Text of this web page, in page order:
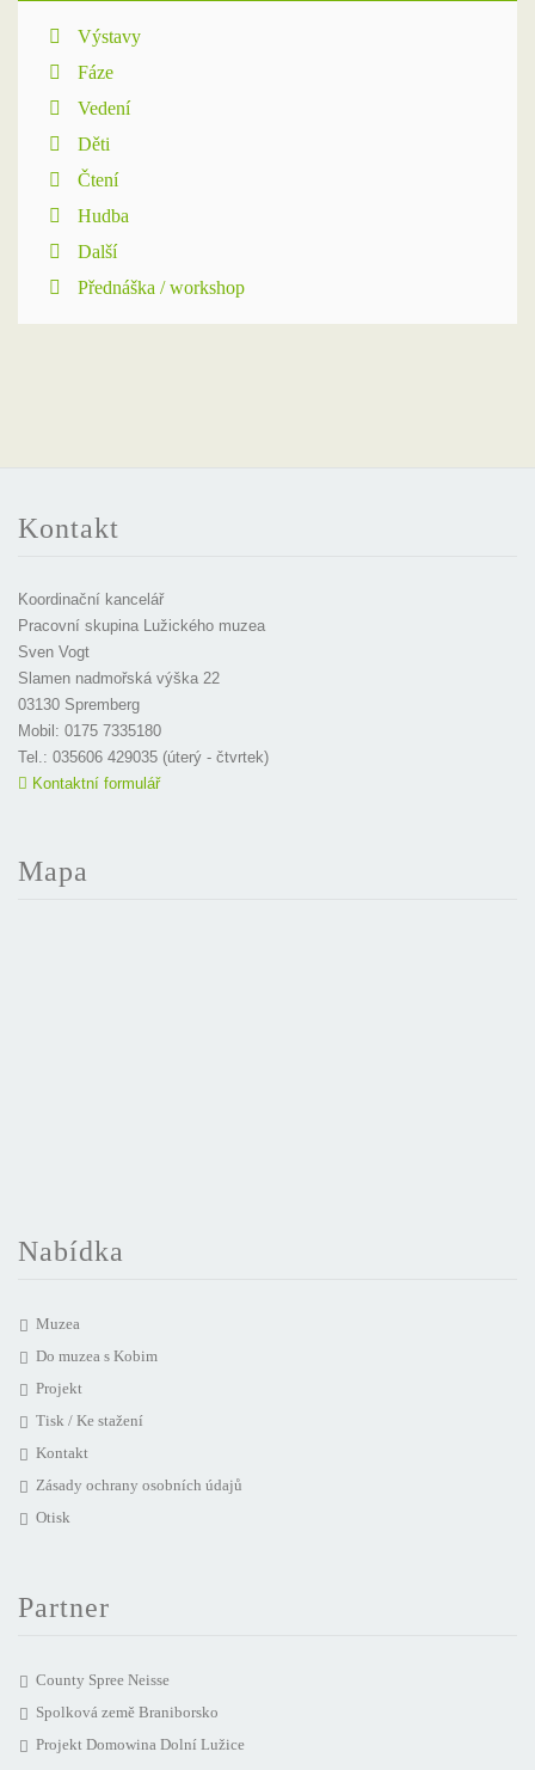
Výstavy
Fáze
Vedení
Děti
Čtení
Hudba
Další
Přednáška / workshop
Kontakt
Koordinační kancelář
Pracovní skupina Lužického muzea
Sven Vogt
Slamen nadmořská výška 22
03130 Spremberg
Mobil: 0175 7335180
Tel.: 035606 429035 (úterý - čtvrtek)
Kontaktní formulář
Mapa
Nabídka
Muzea
Do muzea s Kobim
Projekt
Tisk / Ke stažení
Kontakt
Zásady ochrany osobních údajů
Otisk
Partner
County Spree Neisse
Spolková země Braniborsko
Projekt Domowina Dolní Lužice